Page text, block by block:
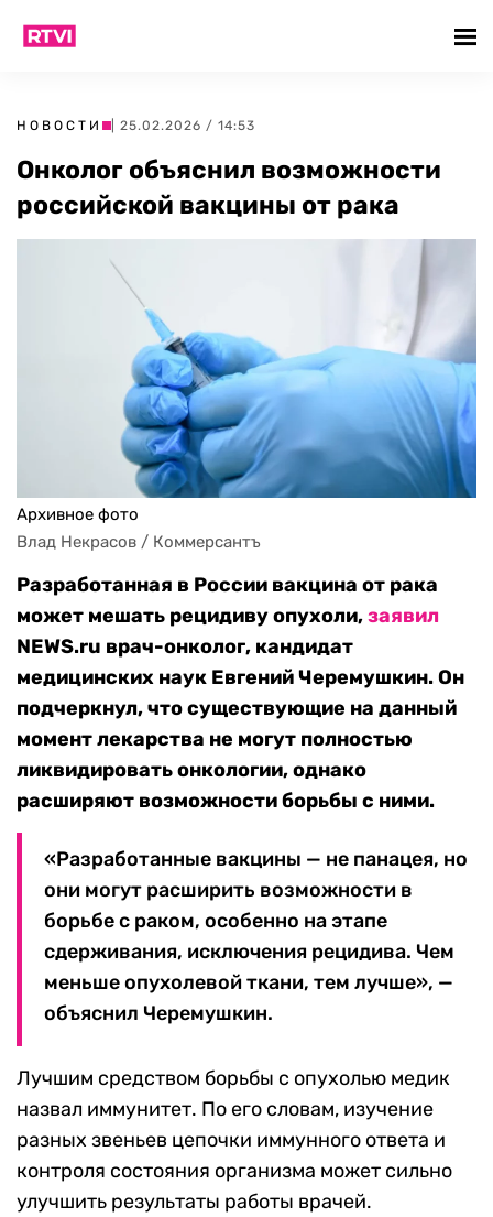
НОВОСТИ | 25.02.2026 / 14:53
Онколог объяснил возможности
российской вакцины от рака
Архивное фото
Влад Некрасов / Коммерсантъ
Разработанная в России вакцина от рака
может мешать рецидиву опухоли,заявил
NEWS.ru врач-онколог, кандидат
медицинских наук Евгений Черемушкин. Он
подчеркнул, что существующие на данный
момент лекарства не могут полностью
ликвидировать онкологии, однако
расширяют возможности борьбы с ними.
«Разработанные вакцины — не панацея, но
они могут расширить возможности в
борьбе с раком, особенно на этапе
сдерживания, исключения рецидива. Чем
меньше опухолевой ткани, тем лучше», —
объяснил Черемушкин.
Лучшим средством борьбы с опухолью медик
назвал иммунитет. По его словам, изучение
разных звеньев цепочки иммунного ответа и
контроля состояния организма может сильно
улучшить результаты работы врачей.